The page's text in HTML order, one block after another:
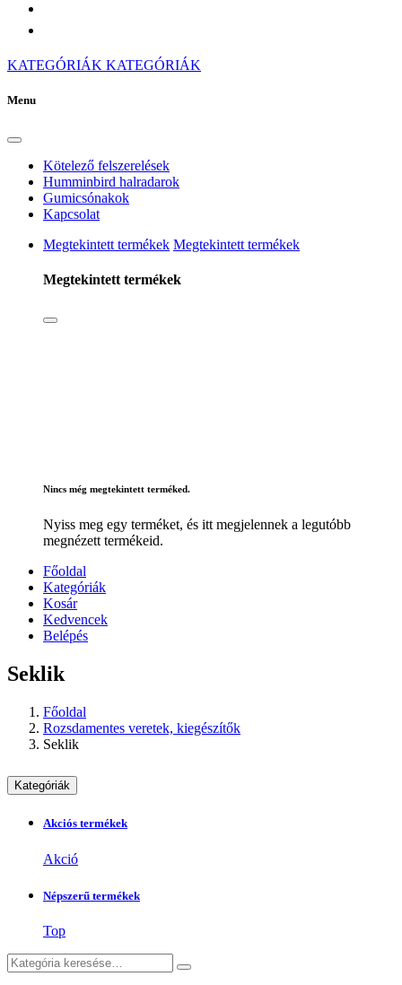
KATEGÓRIÁK KATEGÓRIÁK
Menu
Kötelező felszerelések
Humminbird halradarok
Gumicsónakok
Kapcsolat
Megtekintett termékek Megtekintett termékek
Megtekintett termékek
Nincs még megtekintett terméked.
Nyiss meg egy terméket, és itt megjelennek a legutóbb
megnézett termékeid.
Főoldal
Kategóriák
Kosár
Kedvencek
Belépés
Seklik
Főoldal
Rozsdamentes veretek, kiegészítők
Seklik
Kategóriák
Akciós termékek
Akció
Népszerű termékek
Top